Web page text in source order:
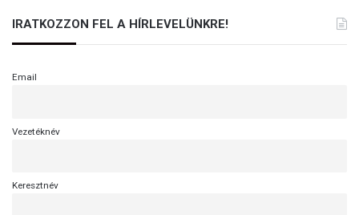
IRATKOZZON FEL A HÍRLEVELÜNKRE!
Email
Vezetéknév
Keresztnév